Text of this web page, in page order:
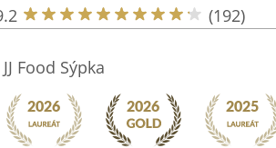
(192)
JJ Food Sýpka